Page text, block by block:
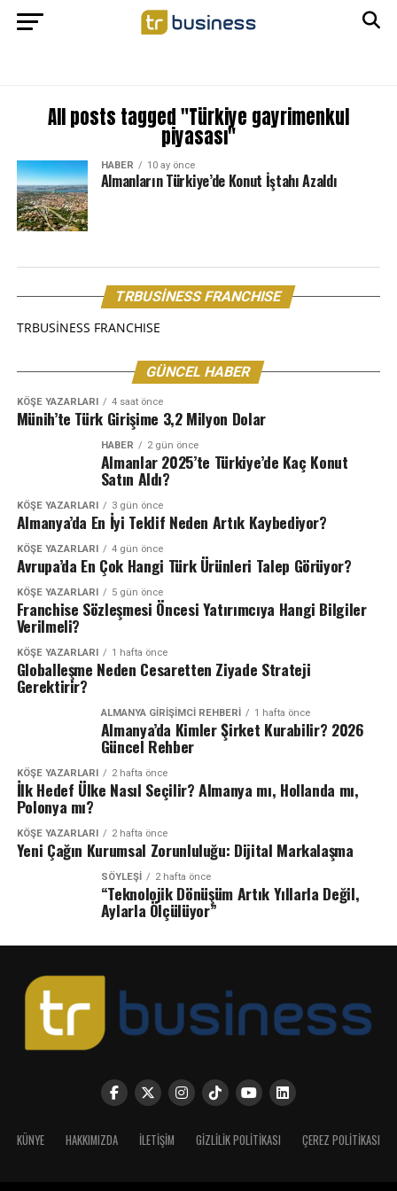
All posts tagged "Türkiye gayrimenkul
piyasası"
HABER 10 ay önce
Almanların Türkiye’de Konut İştahı Azaldı
TRBUSİNESS FRANCHISE
TRBUSİNESS FRANCHISE
GÜNCEL HABER
KÖŞE YAZARLARI 4 saat önce
Münih’te Türk Girişime 3,2 Milyon Dolar
HABER 2 gün önce
Almanlar 2025’te Türkiye’de Kaç Konut
Satın Aldı?
KÖŞE YAZARLARI 3 gün önce
Almanya’da En İyi Teklif Neden Artık Kaybediyor?
KÖŞE YAZARLARI 4 gün önce
Avrupa’da En Çok Hangi Türk Ürünleri Talep Görüyor?
KÖŞE YAZARLARI 5 gün önce
Franchise Sözleşmesi Öncesi Yatırımcıya Hangi Bilgiler
Verilmeli?
KÖŞE YAZARLARI 1 hafta önce
Globalleşme Neden Cesaretten Ziyade Strateji
Gerektirir?
ALMANYA GIRIŞIMCI REHBERI 1 hafta önce
Almanya’da Kimler Şirket Kurabilir? 2026
Güncel Rehber
KÖŞE YAZARLARI 2 hafta önce
İlk Hedef Ülke Nasıl Seçilir? Almanya mı, Hollanda mı,
Polonya mı?
KÖŞE YAZARLARI 2 hafta önce
Yeni Çağın Kurumsal Zorunluluğu: Dijital Markalaşma
SÖYLEŞİ 2 hafta önce
“Teknolojik Dönüşüm Artık Yıllarla Değil,
Aylarla Ölçülüyor”
KÜNYE HAKKIMIZDA İLETIŞIM GIZLILIK POLITIKASI ÇEREZ POLITIKASI